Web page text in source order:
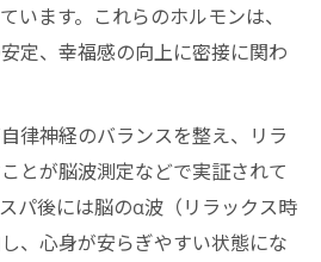
います。これらのホルモンは、
定、幸福感の向上に密接に関わ
律神経のバランスを整え、リラ
とが脳波測定などで実証されて
パ後には脳のα波（リラックス時
、心身が安らぎやすい状態にな